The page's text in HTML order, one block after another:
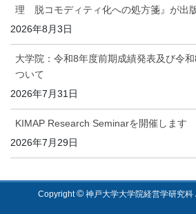
理 脱コモディティ化への処方箋』が出
2026年8月3日
大学院：令和8年度前期成績発表及び令
ついて
2026年7月31日
KIMAP Research Seminarを開催します
2026年7月29日
Copyright©神戸大学大学院経営学研究科